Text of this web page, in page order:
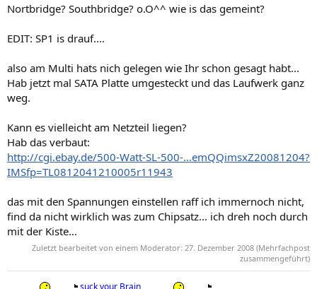
Nortbridge? Southbridge? o.O^^ wie is das gemeint?
EDIT: SP1 is drauf....
also am Multi hats nich gelegen wie Ihr schon gesagt habt...
Hab jetzt mal SATA Platte umgesteckt und das Laufwerk ganz
weg.
Kann es vielleicht am Netzteil liegen?
Hab das verbaut:
http://cgi.ebay.de/500-Watt-SL-500-...emQQimsxZ20081204?
IMSfp=TL0812041210005r11943
das mit den Spannungen einstellen raff ich immernoch nicht,
find da nicht wirklich was zum Chipsatz... ich dreh noch durch
mit der Kiste...
Zuletzt bearbeitet von einem Moderator: 27. Dezember 2008 (Mehrfachpost
zusammengeführt)
suck your Brain